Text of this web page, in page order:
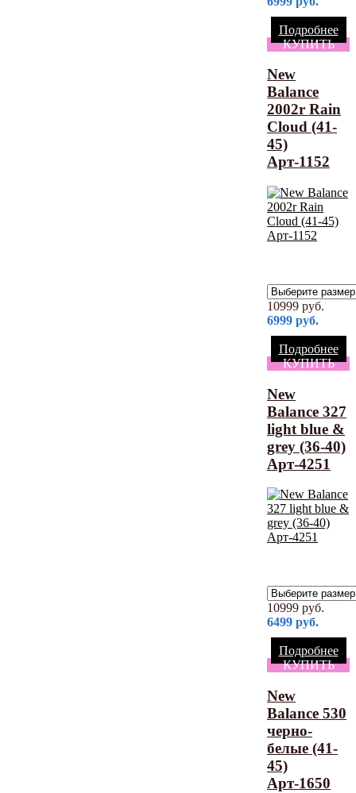
Подробнее
КУПИТЬ
New
Balance
2002r Rain
Cloud (41-
45)
Арт-1152
10999 руб.
6999 руб.
Подробнее
КУПИТЬ
New
Balance 327
light blue &
grey (36-40)
Арт-4251
10999 руб.
6499 руб.
Подробнее
КУПИТЬ
New
Balance 530
черно-
белые (41-
45)
Арт-1650